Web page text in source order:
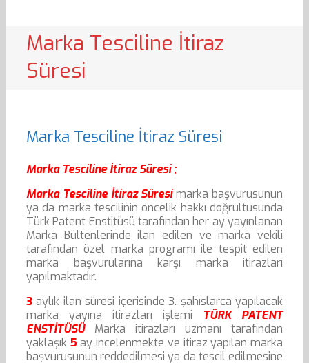
Marka Tesciline İtiraz
Süresi
Marka Tesciline İtiraz Süresi
Marka Tesciline İtiraz Süresi ;
Marka Tesciline İtiraz Süresi marka başvurusunun
ya da marka tescilinin öncelik hakkı doğrultusunda
Türk Patent Enstitüsü tarafından her ay yayınlanan
Marka Bültenlerinde ilan edilen ve marka vekili
tarafından özel marka programı ile tespit edilen
marka başvurularına karşı marka itirazları
yapılmaktadır.
3 aylık ilan süresi içerisinde 3. şahıslarca yapılacak
marka yayına itirazları işlemi TÜRK PATENT
ENSTİTÜSÜMarka itirazları uzmanı tarafından
yaklaşık 5 ay incelenmekte ve itiraz yapılan marka
başvurusunun reddedilmesi ya da tescil edilmesine